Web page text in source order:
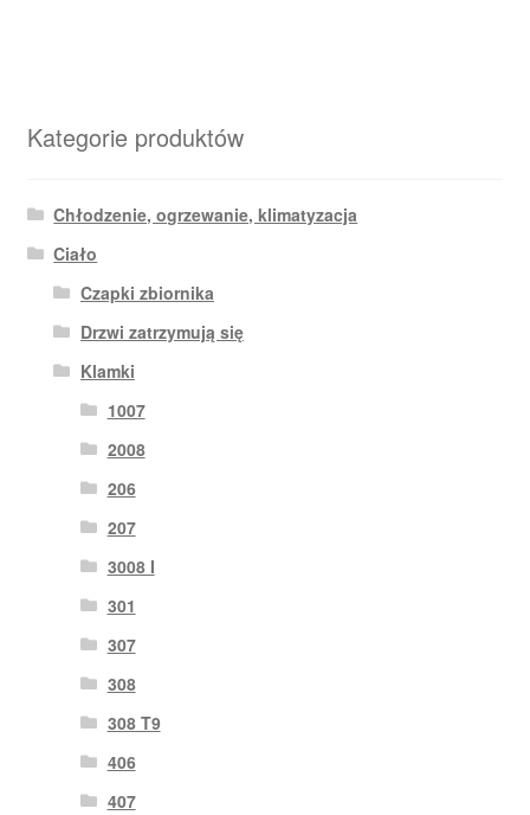
Kategorie produktów
Chłodzenie, ogrzewanie, klimatyzacja
Ciało
Czapki zbiornika
Drzwi zatrzymują się
Klamki
1007
2008
206
207
3008 I
301
307
308
308 T9
406
407